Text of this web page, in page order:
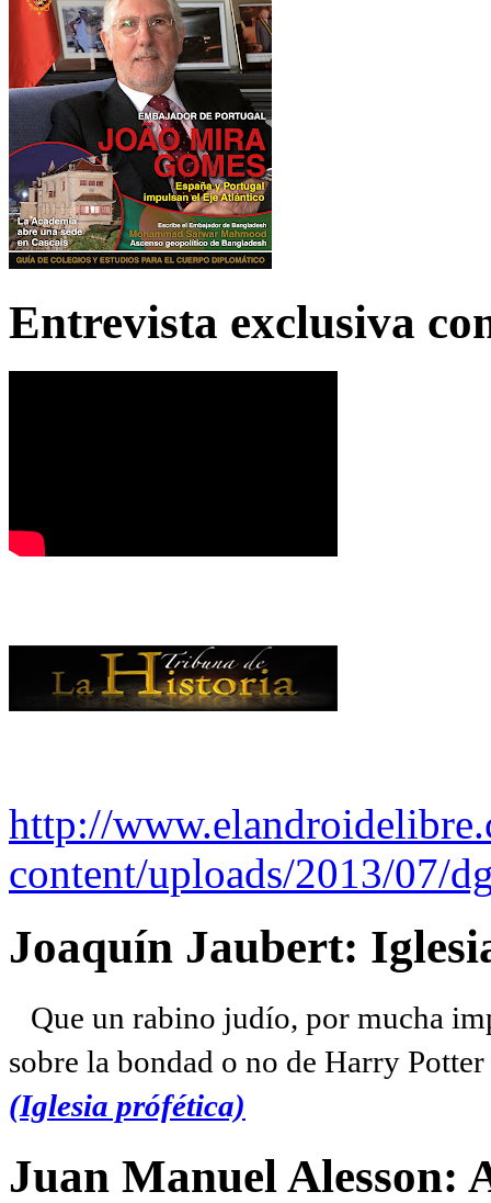
Entrevista exclusiva
http://
content/uploads/2013/07/
Joaquín Jaubert:
Que un rabino judío, por mucha
sobre la bondad o no de Harry
(Iglesia prófética)
Juan Manuel Alesson: